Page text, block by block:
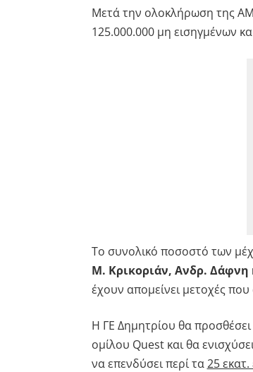
Μετά την ολοκλήρωση της
125.000.000 μη εισηγμένων
Το συνολικό ποσοστό των
Μ. Κρικοριάν, Ανδρ. Δάφνη
έχουν απομείνει μετοχές
Η ΓΕ Δημητρίου θα
ομίλου Quest και θα
να επενδύσει περί τα25